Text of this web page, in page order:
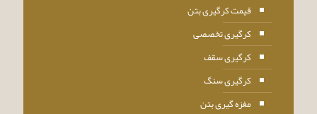
قیمت کرگیری بتن
کرگیری تخصصی
کرگیری سقف
کرگیری سنگ
مغزه گیری بتن